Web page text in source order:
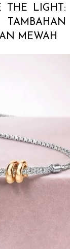
THE LIGHT:
MEWAH